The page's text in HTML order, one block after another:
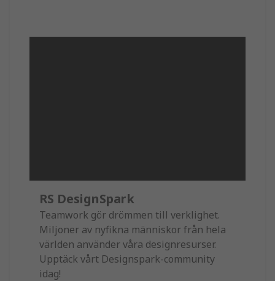
RS DesignSpark
Teamwork gör drömmen till verklighet.
Miljoner av nyfikna människor från hela
världen använder våra designresurser.
Upptäck vårt Designspark-community
idag!